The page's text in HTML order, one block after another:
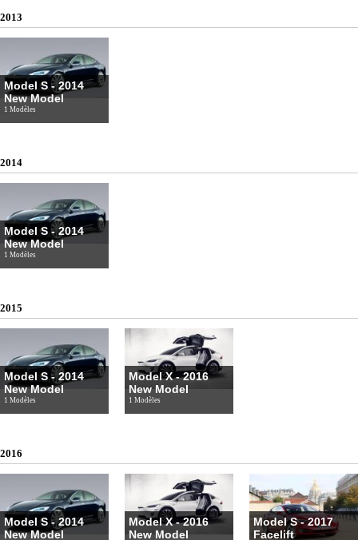
2013
Model S - 2014
New Model
1 Modèles
2014
Model S - 2014
New Model
1 Modèles
2015
Model S - 2014
New Model
1 Modèles
Model X - 2016
New Model
1 Modèles
2016
Model S - 2014
New Model
Model X - 2016
New Model
Model S - 2017
Facelift